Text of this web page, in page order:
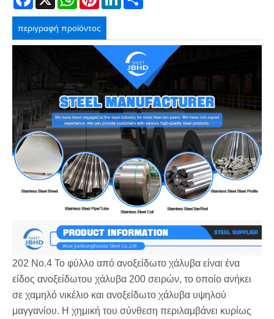
περιγραφή προϊόντος
202 Νο.4 Το φύλλο από ανοξείδωτο χάλυβα είναι ένα
είδος ανοξείδωτου χάλυβα 200 σειρών, το οποίο ανήκει
σε χαμηλό νικέλιο και ανοξείδωτο χάλυβα υψηλού
μαγγανίου. Η χημική του σύνθεση περιλαμβάνει κυρίως